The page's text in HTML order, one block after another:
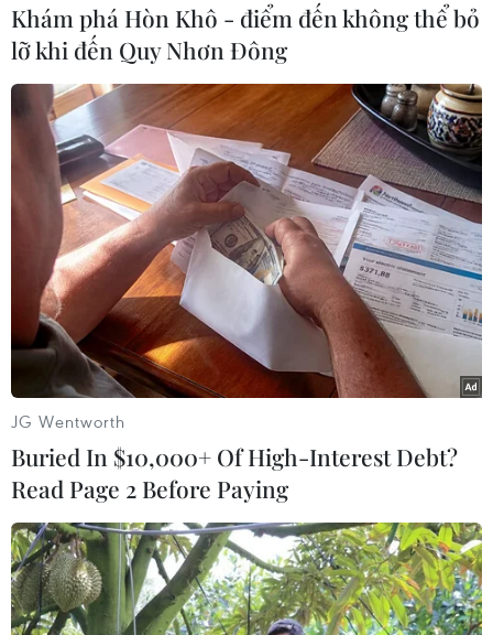
TIN LIÊN QUAN
NASA, Boeing thông báo thời điểm phóng
thử tàu vũ trụ Starliner
04/05/2022 05:11
NASA dự kiến sẽ phóng thử Starliner vào 5h54 ngày
Khám phá Hòn Khô - điểm đến không thể bỏ
lỡ khi đến Quy Nhơn Đông
JG Wentworth
Buried In $10,000+ Of High-Interest Debt?
Read Page 2 Before Paying